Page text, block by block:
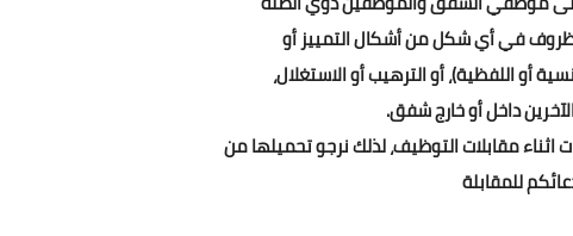
في أي شكل من أشكال التمييز أو
أو اللفظية)، أو الترهيب أو الاستغلال،
داخل أو خارج شفق.
مقابلات التوظيف، لذلك نرجو تحميلها من
للمقابلة